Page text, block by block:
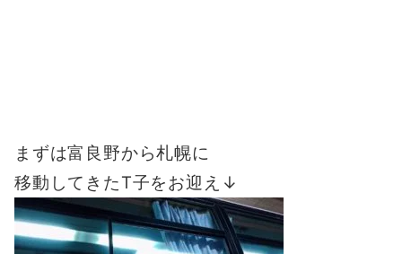
まずは富良野から札幌に
移動してきたT子をお迎え↓